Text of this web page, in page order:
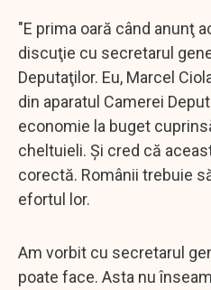
"E prima oară când anunţ
discuţie cu secretarul
Deputaţilor. Eu, Marcel
din aparatul Camerei
economie la buget
cheltuieli. Şi cred că
corectă. Românii trebuie
efortul lor.
Am vorbit cu secretarul
poate face. Asta nu